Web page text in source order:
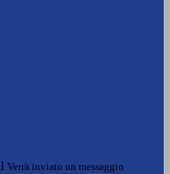
Verrà inviato un messaggio